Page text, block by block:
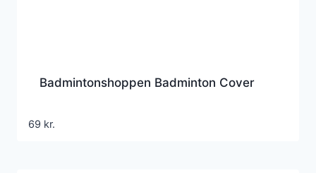
Badmintonshoppen Badminton Cover
69 kr.